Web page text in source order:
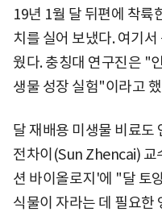
19년 1월 달 뒤편에 착륙
치를 실어 보냈다. 여기
웠다. 충칭대 연구진은 "
생물 성장 실험"이라고
달 재배용 미생물 비료도
전차이(Sun Zhencai) 교
션 바이올로지'에 "달 토
식물이 자라는 데 필요한